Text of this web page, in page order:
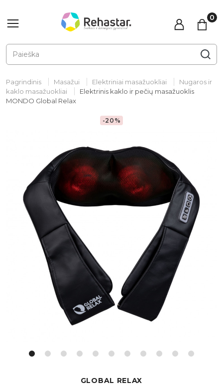
Pagrindinis Masažui Elektriniai masažuokliai
Nugaros ir
kaklo masažuokliai
Elektrinis kaklo ir pečių masažuoklis
MONDO Global Relax
GLOBAL RELAX
-20%